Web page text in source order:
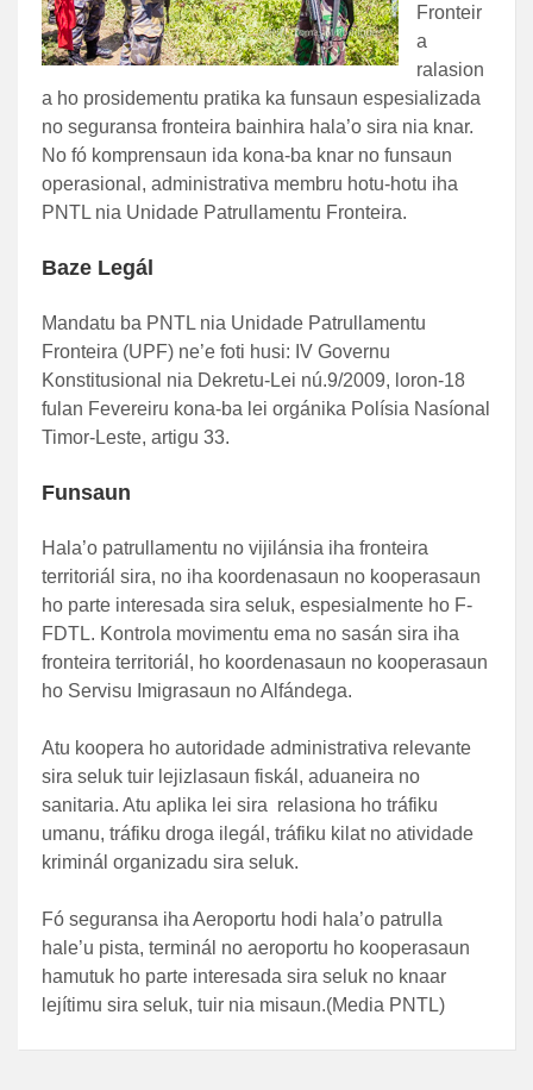
Fronteir
a
ralasion
a ho prosidementu pratika ka funsaun espesializada
no seguransa fronteira bainhira hala’o sira nia knar.
No fó komprensaun ida kona-ba knar no funsaun
operasional, administrativa membru hotu-hotu iha
PNTL nia Unidade Patrullamentu Fronteira.
Baze Legál
Mandatu ba PNTL nia Unidade Patrullamentu
Fronteira (UPF) ne’e foti husi: IV Governu
Konstitusional nia Dekretu-Lei nú.9/2009, loron-18
fulan Fevereiru kona-ba lei orgánika Polísia Nasíonal
Timor-Leste, artigu 33.
Funsaun
Hala’o patrullamentu no vijilánsia iha fronteira
territoriál sira, no iha koordenasaun no kooperasaun
ho parte interesada sira seluk, espesialmente ho F-
FDTL. Kontrola movimentu ema no sasán sira iha
fronteira territoriál, ho koordenasaun no kooperasaun
ho Servisu Imigrasaun no Alfándega.
Atu koopera ho autoridade administrativa relevante
sira seluk tuir lejizlasaun fiskál, aduaneira no
sanitaria. Atu aplika lei sira relasiona ho tráfiku
umanu, tráfiku droga ilegál, tráfiku kilat no atividade
kriminál organizadu sira seluk.
Fó seguransa iha Aeroportu hodi hala’o patrulla
hale’u pista, terminál no aeroportu ho kooperasaun
hamutuk ho parte interesada sira seluk no knaar
lejítimu sira seluk, tuir nia misaun.(Media PNTL)